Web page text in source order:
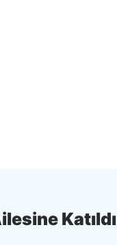
Katıldı